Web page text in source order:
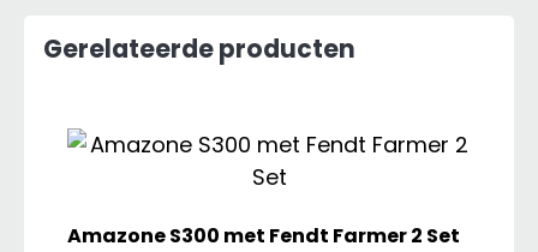
Gerelateerde producten
Amazone S300 met Fendt Farmer 2 Set